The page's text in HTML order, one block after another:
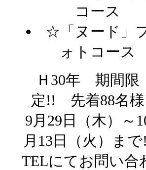
コース
☆「ヌード」
ォトコース
Ｈ30年 期間限
定!! 先着88名様
9月29日（木）～
月13日（火）まで
TELにてお問い合